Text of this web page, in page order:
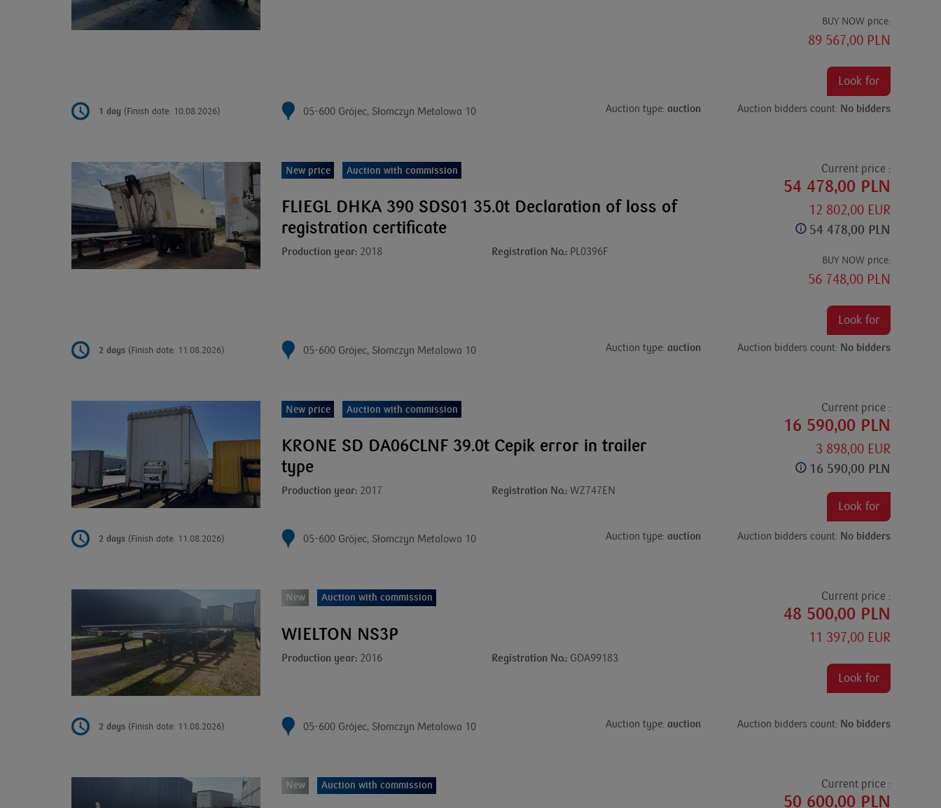
BUY NOW price:
89 567,00 PLN
Look for
1 day (Finish date: 10.08.2026) 05-600 Grójec, Słomczyn Metalowa 10 Auction type: auction Auction bidders count: No bidders
New price Auction with commission
FLIEGL DHKA 390 SDS01 35.0t Declaration of loss of
registration certificate
Production year: 2018 Registration No.: PL0396F
Current price :
54 478,00 PLN
12 802,00 EUR
54 478,00 PLN
BUY NOW price:
56 748,00 PLN
Look for
2 days (Finish date: 11.08.2026) 05-600 Grójec, Słomczyn Metalowa 10 Auction type: auction Auction bidders count: No bidders
New price Auction with commission
KRONE SD DA06CLNF 39.0t Cepik error in trailer
type
Production year: 2017 Registration No.: WZ747EN
Current price :
16 590,00 PLN
3 898,00 EUR
16 590,00 PLN
Look for
2 days (Finish date: 11.08.2026) 05-600 Grójec, Słomczyn Metalowa 10 Auction type: auction Auction bidders count: No bidders
New Auction with commission
WIELTON NS3P
Production year: 2016 Registration No.: GDA99183
Current price :
48 500,00 PLN
11 397,00 EUR
Look for
2 days (Finish date: 11.08.2026) 05-600 Grójec, Słomczyn Metalowa 10 Auction type: auction Auction bidders count: No bidders
New Auction with commission Current price :
50 600,00 PLN